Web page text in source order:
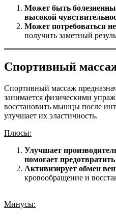
Может быть
высокой
Может потребоваться
получить заметный
Спортивный
Спортивный массаж
занимается физическими
восстановить мышцы после
улучшает их эластичность.
Плюсы:
Улучшает
помогает
Активизирует обмен
кровообращение и
Минусы: